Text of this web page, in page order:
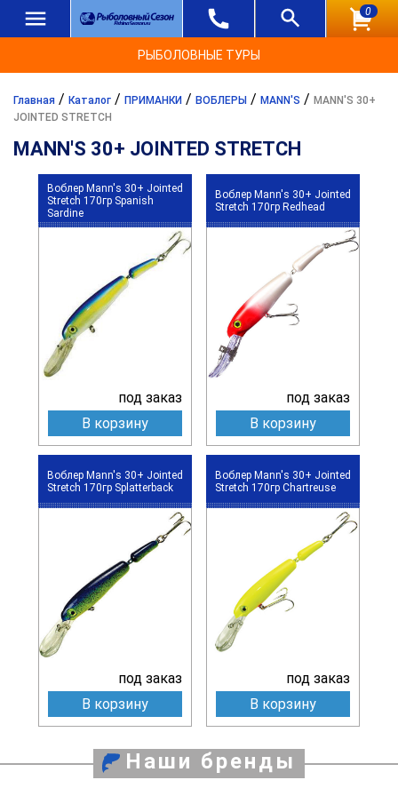
0
РЫБОЛОВНЫЕ ТУРЫ
Главная / Каталог / ПРИМАНКИ / ВОБЛЕРЫ / MANN'S / MANN'S 30+
JOINTED STRETCH
MANN'S 30+ JOINTED STRETCH
Воблер Mann's 30+ Jointed
Stretch 170гр Spanish
Sardine
под заказ
В корзину
Воблер Mann's 30+ Jointed
Stretch 170гр Redhead
под заказ
В корзину
Воблер Mann's 30+ Jointed
Stretch 170гр Splatterback
под заказ
В корзину
Воблер Mann's 30+ Jointed
Stretch 170гр Chartreuse
под заказ
В корзину
Наши бренды